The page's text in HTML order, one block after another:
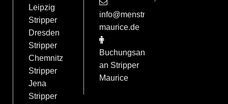
Leipzig
Stripper
Dresden
Stripper
Chemnitz
Stripper
Jena
Stripper
info@menstrip-
maurice.de
Buchungsanfrage
an Stripper
Maurice